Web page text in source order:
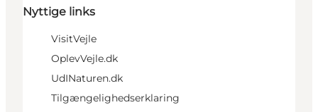
Nyttige links
VisitVejle
OplevVejle.dk
UdINaturen.dk
Tilgængelighedserklaring